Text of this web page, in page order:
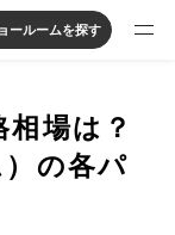
対面キッチン
ールームを探す
場は？
の各パ